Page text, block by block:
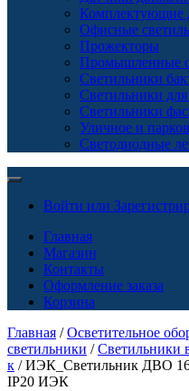
Комплектующие
Офисные
Прожекторы
Промышленные
Светильники
Светильники
Светильники
Уличное и
Светодиодные
Войти или
Главная
Магазин
Контакты
Оформление заказа
Корзина
Главная /Осветительное
светильники /Светильники
к / ИЭК_Светильник ДВО
IP20 ИЭК